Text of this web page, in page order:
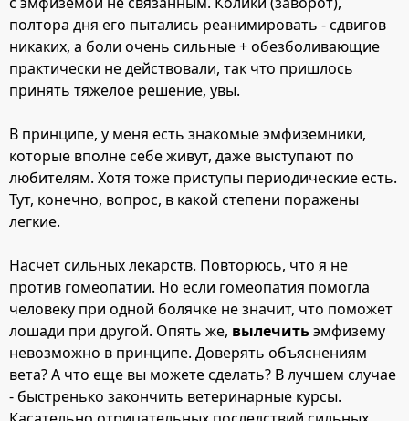
полтора дня его пытались реанимировать - сдвигов
никаких, а боли очень сильные + обезболивающие
практически не действовали, так что пришлось
принять тяжелое решение, увы.
В принципе, у меня есть знакомые эмфиземники,
которые вполне себе живут, даже выступают по
любителям. Хотя тоже приступы периодические есть.
Тут, конечно, вопрос, в какой степени поражены
легкие.
Насчет сильных лекарств. Повторюсь, что я не
против гомеопатии. Но если гомеопатия помогла
человеку при одной болячке не значит, что поможет
лошади при другой. Опять же, вылечитьэмфизему
невозможно в принципе. Доверять объяснениям
вета? А что еще вы можете сделать? В лучшем случае
- быстренько закончить ветеринарные курсы.